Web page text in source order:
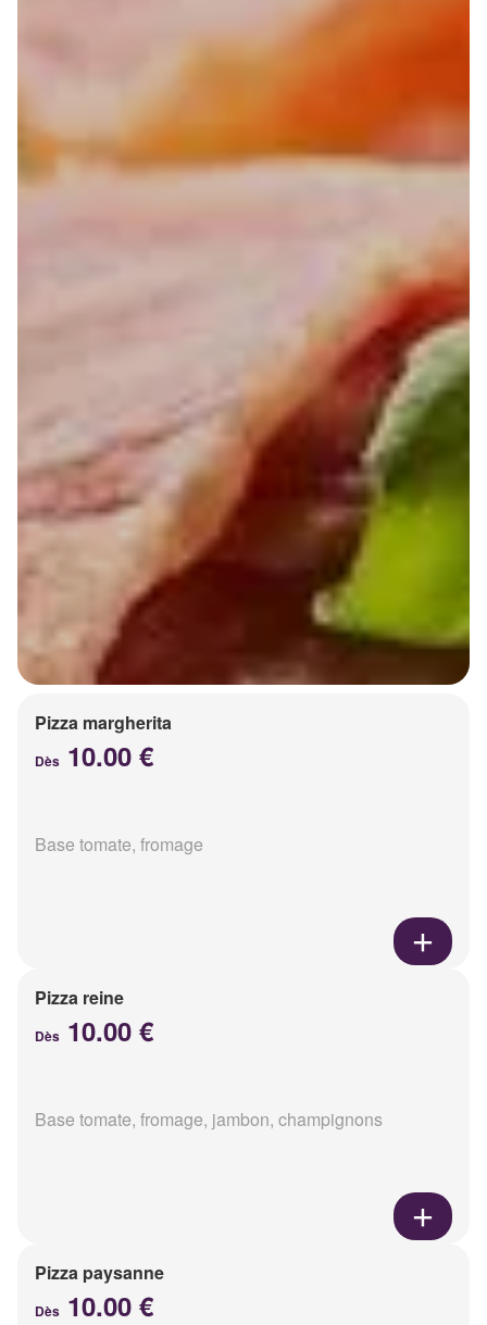
Pizza margherita
Dès 10.00 €
Base tomate, fromage
Pizza reine
Dès 10.00 €
Base tomate, fromage, jambon, champignons
Pizza paysanne
Dès 10.00 €